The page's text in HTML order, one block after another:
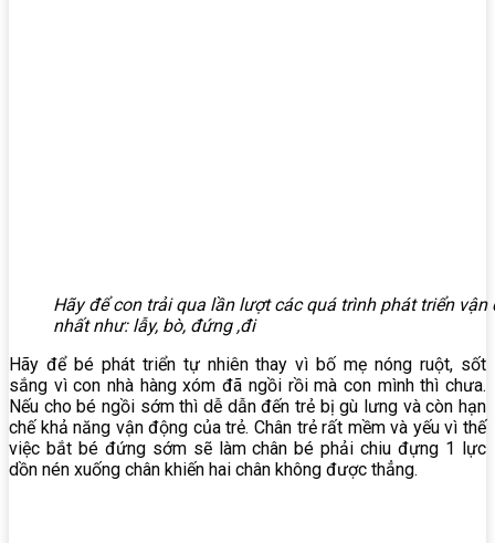
Hãy để con trải qua lần lượt các quá trình phát triển
nhất như: lẫy, bò, đứng ,đi
Hãy để bé phát triển tự nhiên thay vì bố mẹ nóng ruột, sốt
sắng vì con nhà hàng xóm đã ngồi rồi mà con mình thì chưa.
Nếu cho bé ngồi sớm thì dễ dẫn đến trẻ bị gù lưng và còn hạn
chế khả năng vận động của trẻ. Chân trẻ rất mềm và yếu vì thế
việc bắt bé đứng sớm sẽ làm chân bé phải chiu đựng 1 lực
dồn nén xuống chân khiến hai chân không được thẳng.